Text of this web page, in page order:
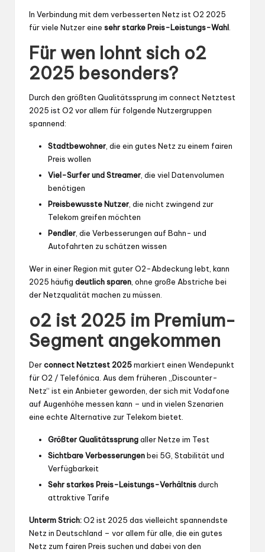
In Verbindung mit dem verbesserten Netz ist O2 2025
für viele Nutzer eine sehr starke Preis-Leistungs-Wahl
Für wen lohnt sich o2
2025 besonders?
Durch den größten Qualitätssprung im connect Netztest
2025 ist O2 vor allem für folgende Nutzergruppen
spannend:
Stadtbewohner , die ein gutes Netz zu einem fairen
Preis wollen
Viel-Surfer und Streamer , die viel Datenvolumen
benötigen
Preisbewusste Nutzer , die nicht zwingend zur
Telekom greifen möchten
Pendler , die Verbesserungen auf Bahn- und
Autofahrten zu schätzen wissen
Wer in einer Region mit guter O2-Abdeckung lebt, kann
2025 häufig deutlich sparen , ohne große Abstriche bei
der Netzqualität machen zu müssen.
o2 ist 2025 im Premium-
Segment angekommen
Derconnect Netztest 2025markiert einen Wendepunkt
für O2 / Telefónica. Aus dem früheren „Discounter-
Netz“ ist ein Anbieter geworden, der sich mit Vodafone
auf Augenhöhe messen kann – und in vielen Szenarien
eine echte Alternative zur Telekom bietet.
Größter Qualitätssprungaller Netze im Test
Sichtbare Verbesserungenbei 5G, Stabilität und
Verfügbarkeit
Sehr starkes Preis-Leistungs-Verhältnisdurch
attraktive Tarife
Unterm Strich:O2 ist 2025 das vielleicht spannendste
Netz in Deutschland – vor allem für alle, die ein gutes
Netz zum fairen Preis suchen und dabei von den